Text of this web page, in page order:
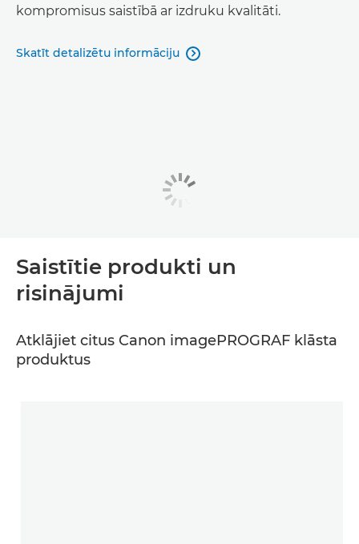
kompromisus saistībā ar izdruku kvalitāti.
Skatīt detalizētu informāciju 
Saistītie produkti un
risinājumi
Atklājiet citus Canon imagePROGRAF klāsta
produktus